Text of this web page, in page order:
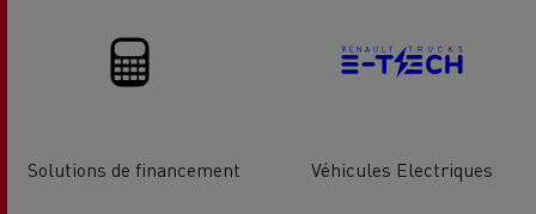
Solutions de financement Véhicules Electriques